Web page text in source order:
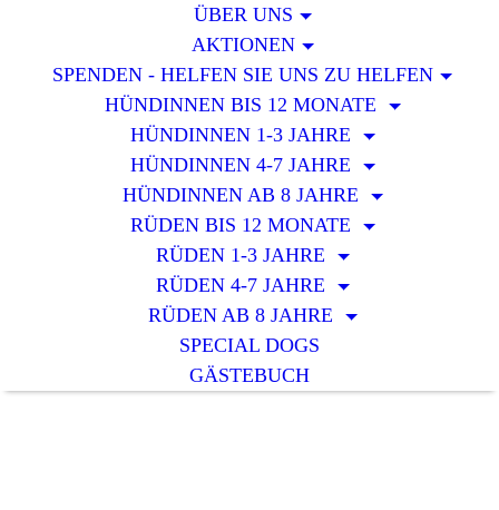
ÜBER UNS
AKTIONEN
SPENDEN - HELFEN SIE UNS ZU HELFEN
HÜNDINNEN BIS 12 MONATE
HÜNDINNEN 1-3 JAHRE
HÜNDINNEN 4-7 JAHRE
HÜNDINNEN AB 8 JAHRE
RÜDEN BIS 12 MONATE
RÜDEN 1-3 JAHRE
RÜDEN 4-7 JAHRE
RÜDEN AB 8 JAHRE
SPECIAL DOGS
GÄSTEBUCH